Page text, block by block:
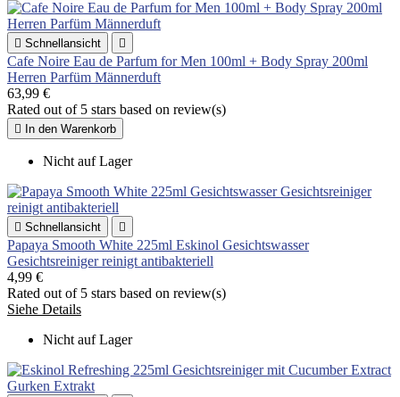
 Schnellansicht 
Cafe Noire Eau de Parfum for Men 100ml + Body Spray 200ml
Herren Parfüm Männerduft
63,99 €
Rated out of 5 stars based on review(s)
 In den Warenkorb
Nicht auf Lager
 Schnellansicht 
Papaya Smooth White 225ml Eskinol Gesichtswasser
Gesichtsreiniger reinigt antibakteriell
4,99 €
Rated out of 5 stars based on review(s)
Siehe Details
Nicht auf Lager